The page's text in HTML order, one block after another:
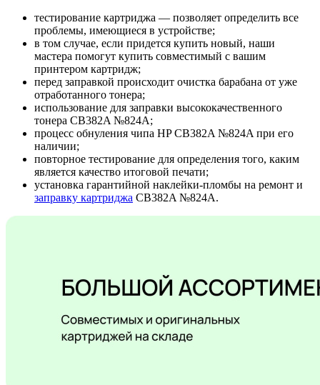
тестирование картриджа — позволяет определить все
проблемы, имеющиеся в устройстве;
в том случае, если придется купить новый, наши
мастера помогут купить совместимый с вашим
принтером картридж;
перед заправкой происходит очистка барабана от уже
отработанного тонера;
использование для заправки высококачественного
тонера CB382A №824A;
процесс обнуления чипа HP CB382A №824A при его
наличии;
повторное тестирование для определения того, каким
является качество итоговой печати;
установка гарантийной наклейки-пломбы на ремонт и
заправку картриджа CB382A №824A.